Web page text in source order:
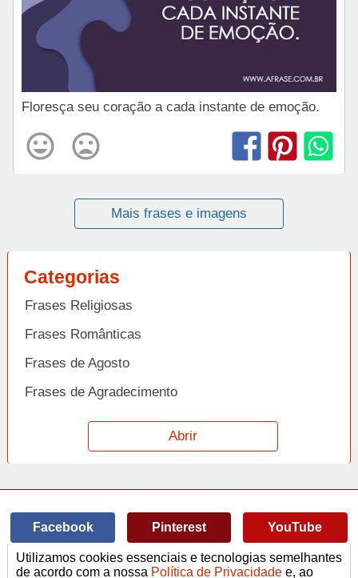
Floresça seu coração a cada instante de emoção.
Mais frases e imagens
Categorias
Frases Religiosas
Frases Românticas
Frases de Agosto
Frases de Agradecimento
Frases de Amizade
Frases de Amor
Frases de Arrependimento
Frases de Atitude
Abrir
Facebook Pinterest YouTube
© Copyright 2014-2022A Frase.
Utilizamos cookies essenciais e tecnologias semelhantes
de acordo com a nossa Política de Privacidade e, ao